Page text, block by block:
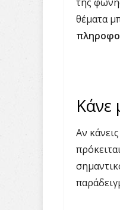
θέματα
Κάνε
Αν